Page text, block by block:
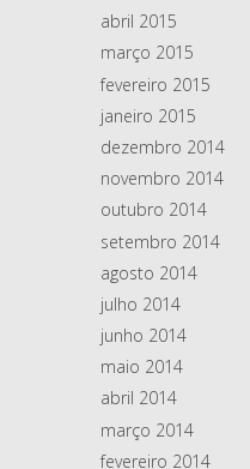
abril 2015
março 2015
fevereiro 2015
janeiro 2015
dezembro 2014
novembro 2014
outubro 2014
setembro 2014
agosto 2014
julho 2014
junho 2014
maio 2014
abril 2014
março 2014
fevereiro 2014